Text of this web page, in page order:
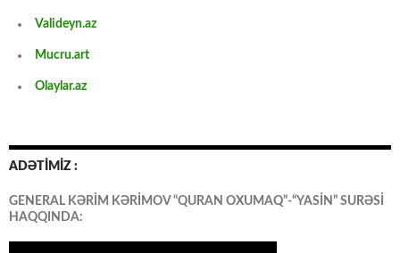
Valideyn.az
Mucru.art
Olaylar.az
ADƏTİMİZ :
GENERAL KƏRİM KƏRİMOV “QURAN OXUMAQ”-“YASİN” SURƏSİ
HAQQINDA: